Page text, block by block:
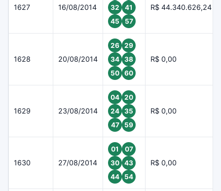
1627 16/08/2014
32
41
45
57
R$ 44.340.626,24
1628 20/08/2014
26
29
34
38
50
60
R$ 0,00
1629 23/08/2014
04
20
24
35
47
59
R$ 0,00
1630 27/08/2014
01
07
30
43
44
54
R$ 0,00